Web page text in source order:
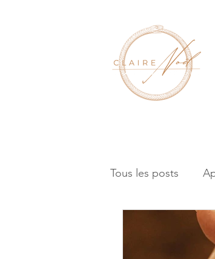
Tous les posts